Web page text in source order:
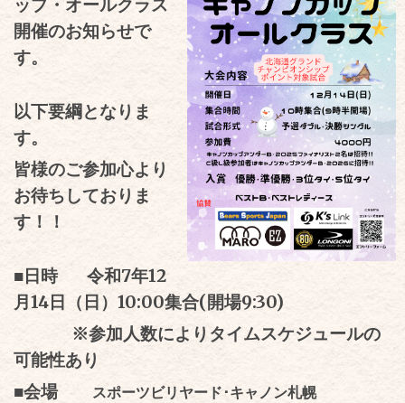
ップ・オールクラス
開催のお知らせで
す。
以下要綱となりま
す。
皆様のご参加心より
お待ちしておりま
す！！
■日時 令和7年12
月 14 日（日） 10:00集合( 開場9:30)
※参加人数によりタイムスケジュールの
可能性あり
■会場
スポーツビリヤード･キャノン札幌